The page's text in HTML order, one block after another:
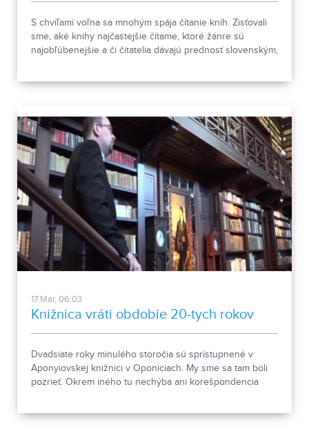
S chvíľami voľna sa mnohým spája čítanie kníh. Zisťovali
sme, aké knihy najčastejšie čítame, ktoré žánre sú
najobľúbenejšie a či čitatelia dávajú prednosť slovenským,
17.Mar, 06:03
Knižnica vráti obdobie 20-tych rokov
Dvadsiate roky minulého storočia sú sprístupnené v
Aponyiovskej knižnici v Oponiciach. My sme sa tam boli
pozrieť. Okrem iného tu nechýba ani korešpondencia